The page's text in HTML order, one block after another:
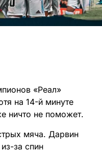
«Реал»
на 14-й минуте
ничто не поможет.
мяча. Дарвин
за спин